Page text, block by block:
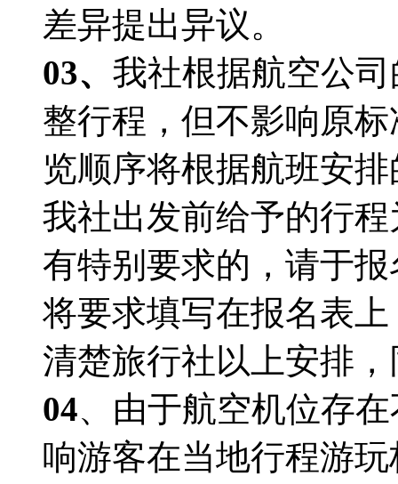
差异提出异议。
03、 我社根据航空公
整行程，但不影响原
览顺序将根据航班安
我社出发前给予的行
有特别要求的，请于
将要求填写在报名表
清楚旅行社以上安排
04、由于航空机位存
响游客在当地行程游